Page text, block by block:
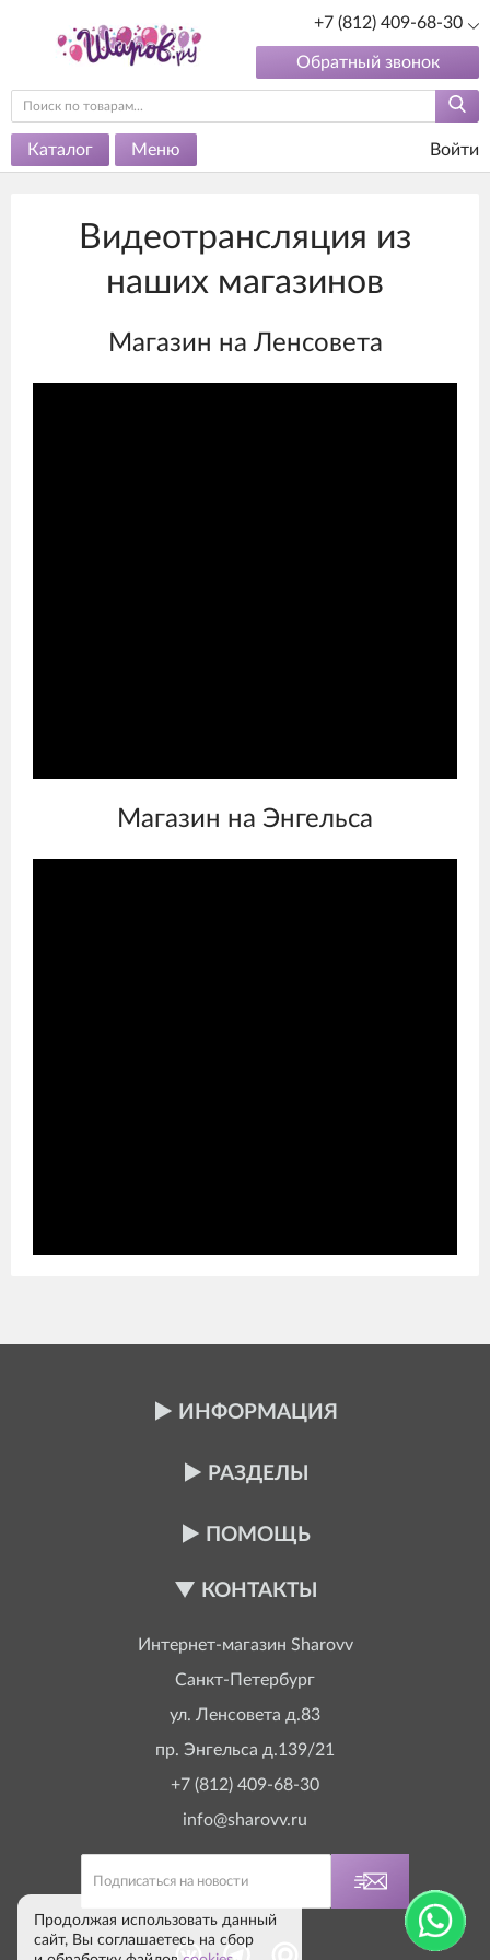
+7 (812) 409-68-30
Обратный звонок
Каталог Меню Войти
Видеотрансляция из
наших магазинов
Магазин на Ленсовета
Магазин на Энгельса
ИНФОРМАЦИЯ
РАЗДЕЛЫ
ПОМОЩЬ
КОНТАКТЫ
Интернет-магазин Sharovv
Санкт-Петербург
ул. Ленсовета д.83
пр. Энгельса д.139/21
+7 (812) 409-68-30
info@sharovv.ru
Продолжая использовать данный
сайт, Вы соглашаетесь на сбор